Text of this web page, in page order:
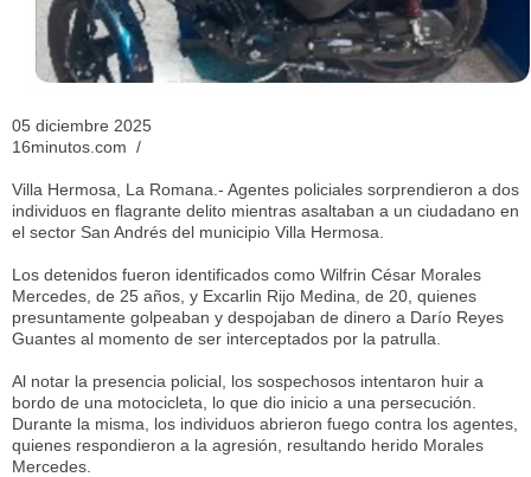
05 diciembre 2025
16minutos.com /
Villa Hermosa, La Romana.- Agentes policiales sorprendieron a dos
individuos en flagrante delito mientras asaltaban a un ciudadano en
el sector San Andrés del municipio Villa Hermosa.
Los detenidos fueron identificados como Wilfrin César Morales
Mercedes, de 25 años, y Excarlin Rijo Medina, de 20, quienes
presuntamente golpeaban y despojaban de dinero a Darío Reyes
Guantes al momento de ser interceptados por la patrulla.
Al notar la presencia policial, los sospechosos intentaron huir a
bordo de una motocicleta, lo que dio inicio a una persecución.
Durante la misma, los individuos abrieron fuego contra los agentes,
quienes respondieron a la agresión, resultando herido Morales
Mercedes.